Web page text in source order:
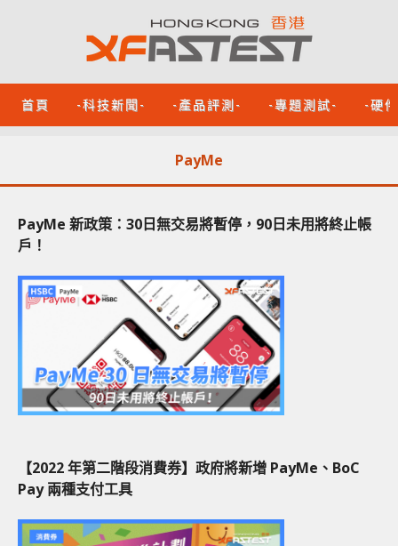
首頁 -科技新聞- -產品評測- -專題測試- -硬
PayMe
PayMe 新政策：30日無交易將暫停，90日未用將終止帳
戶！
【2022 年第二階段消費券】政府將新增 PayMe、BoC
Pay 兩種支付工具